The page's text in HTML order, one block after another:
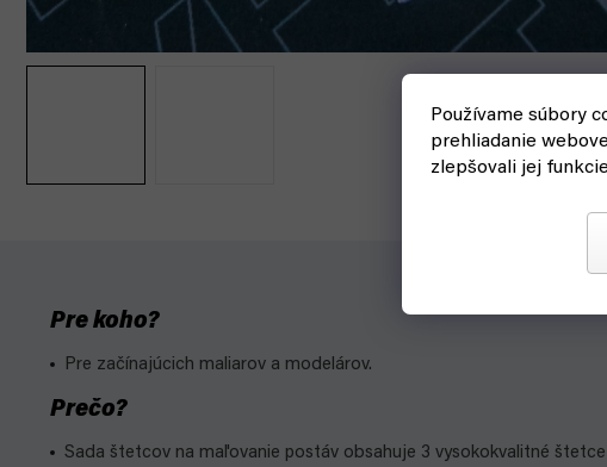
Používame súbory
prehliadanie
zlepšovali jej
Pre koho?
Pre začínajúcich maliarov a modelárov.
Prečo?
Sada štetcov na maľovanie postáv obsahuje 3 vysokokvalitné